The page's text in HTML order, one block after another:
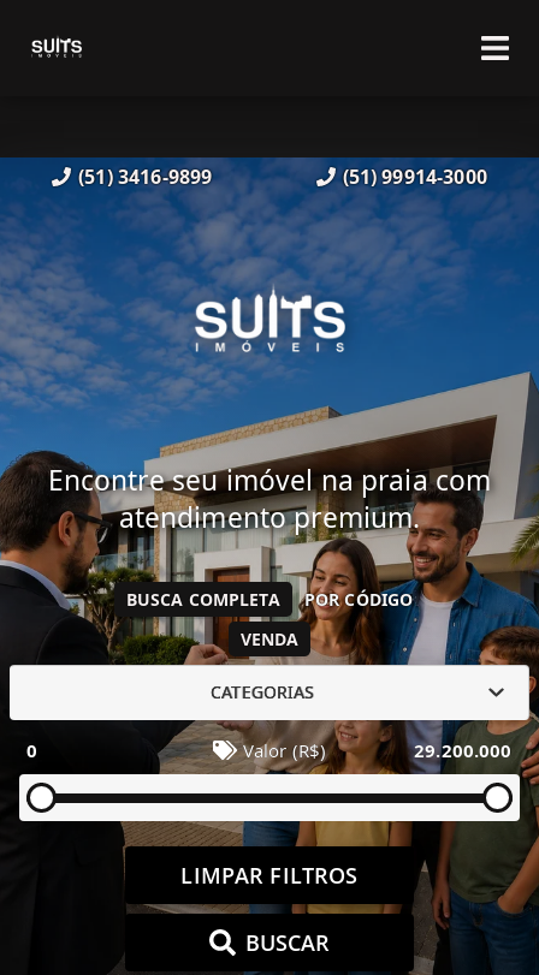
(51) 3416-9899 (51) 99914-3000
Encontre seu imóvel na praia com
atendimento premium.
VENDA
BUSCA COMPLETA POR CÓDIGO
CATEGORIAS
0 Valor (R$) 29.200.000
LIMPAR FILTROS
BUSCAR